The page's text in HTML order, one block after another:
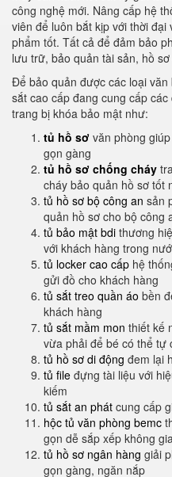
công nghệ mới. Nâng cấp hệ
viên để luôn bắt kịp với thời
phẩm tốt. Tất cả để đảm bảo
lưu trữ, bảo quản tài sản, hồ
Để bảo quản được các loại
sắt cao cấp đang cung cấp
trang bị khóa bảo mật như:
tủ hồ sơ văn phòng
gọn gàng
tủ hồ sơ chống cháy
cháy bảo quản hồ sơ tốt
tủ hồ sơ bộ công an sản
quản hồ sơ cho bộ công
tủ bảo mật bdi thương
với khách hàng trong
tủ locker cao cấp hệ
gửi đồ cho khách hàng
tủ sắt treo quần áo bền
khách hàng
tủ sắt mầm mon thiết kế
vừa phải để bé có thể tự
tủ hồ sơ di động đem lại
tủ file đựng tài liệu với
kiếm
tủ sắt an phát cung cấp
hộc tủ văn phòng bemc
gọn dễ sắp xếp không
tủ hồ sơ ngân hàng giải
gọn gàng, ngăn nắp